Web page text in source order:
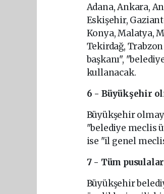
Adana, Ankara,
Eskişehir,
Konya, Malatya,
Tekirdağ,
başkanı",
kullanacak.
6 - Büyükşehir
Büyükşehir
"belediye meclis
ise "il genel
7 - Tüm
Büyükşehir